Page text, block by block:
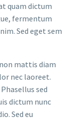
quam dictum
fermentum
Sed eget sem
mattis diam
nec laoreet.
sed
dictum nunc
Sed eu